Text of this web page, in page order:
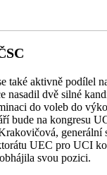
také aktivně podílel
nasadil dvě silné
do voleb do
bude na kongresu
generální
UEC pro UCI
svou pozici.